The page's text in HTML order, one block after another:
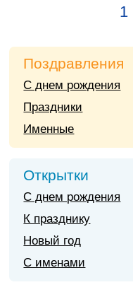
1
Поздравления
С днем рождения
Праздники
Именные
Открытки
С днем рождения
К празднику
Новый год
С именами